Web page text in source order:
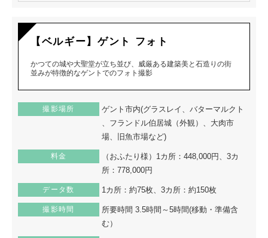
【ベルギー】ゲント フォト
かつての城や大聖堂が立ち並び、威厳ある建築美と石造りの街
並みが特徴的なゲントでのフォト撮影
撮影場所
ゲント市内(グラスレイ、バターマルクト
、フランドル伯居城（外観）、大肉市
場、旧魚市場など)
料金
（おふたり様）1カ所：448,000円、3カ
所：778,000円
データ数 1カ所：約75枚、3カ所：約150枚
撮影時間
所要時間 3.5時間～5時間(移動・準備含
む）